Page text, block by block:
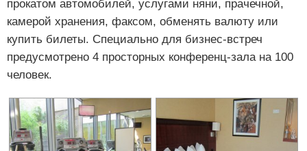
прокатом автомобилей, услугами няни, прачечной,
камерой хранения, факсом, обменять валюту или
купить билеты. Специально для бизнес-встреч
предусмотрено 4 просторных конференц-зала на 100
человек.